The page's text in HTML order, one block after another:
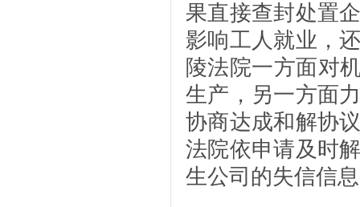
果直接查封处置
影响工人就业，
陵法院一方面对
生产，另一方面
协商达成和解协
法院依申请及时
生公司的失信信